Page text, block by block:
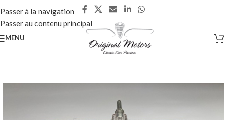
Passer à la navigation
Passer au contenu principal
MENU